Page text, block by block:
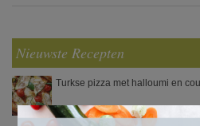
Nieuwste Recepten
Turkse pizza met halloumi en